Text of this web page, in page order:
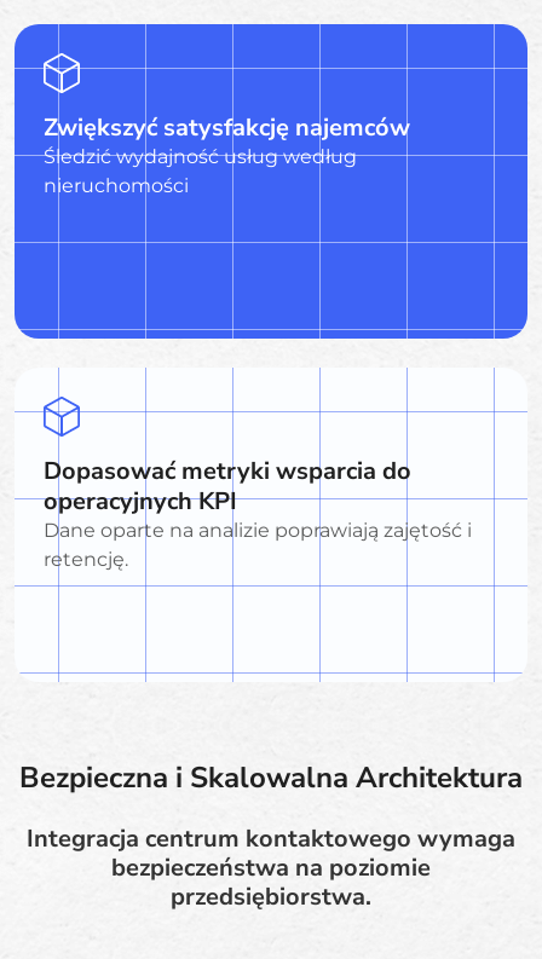
Zwiększyć satysfakcję najemców
Śledzić wydajność usług według
nieruchomości
Dopasować metryki wsparcia do
operacyjnych KPI
Dane oparte na analizie poprawiają zajętość i
retencję.
Bezpieczna i Skalowalna Architektura
Integracja centrum kontaktowego wymaga
bezpieczeństwa na poziomie
przedsiębiorstwa.